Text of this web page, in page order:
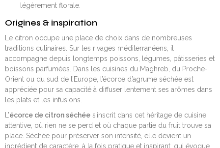
légèrement florale.
Origines & inspiration
Le citron occupe une place de choix dans de nombreuses
traditions culinaires. Sur les rivages méditerranéens, il
accompagne depuis longtemps poissons, légumes, pâtisseries et
boissons parfumées. Dans les cuisines du Maghreb, du Proche-
Orient ou du sud de l’Europe, l’écorce d’agrume séchée est
appréciée pour sa capacité à diffuser lentement ses arômes dans
les plats et les infusions.
L’écorce de citron séchée s’inscrit dans cet héritage de cuisine
attentive, où rien ne se perd et où chaque partie du fruit trouve sa
place. Séchée pour préserver son intensité, elle devient un
ingrédient de caractère, à la fois pratique et inspirant, qui évoque